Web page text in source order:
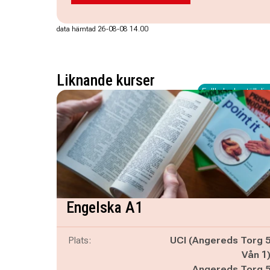
data hämtad 26-08-08 14.00
Liknande kurser
Fullbokad - ställ dig
Engelska A1
Plats:
UCI (Angereds Torg 5
Vån 1)